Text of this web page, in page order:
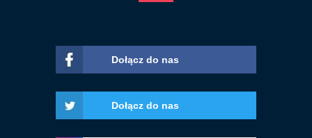
Dołącz do nas
Dołącz do nas